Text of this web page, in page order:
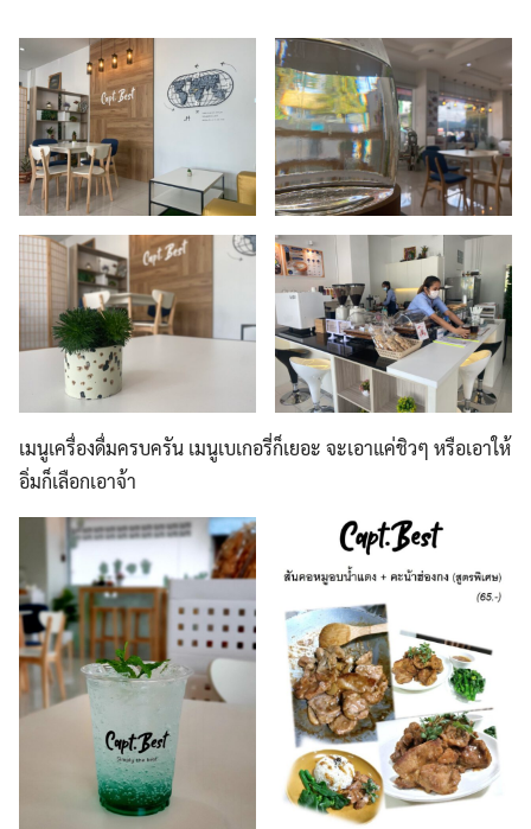
เมนูเครื่องดื่มครบครัน เมนูเบเกอรี่ก็เยอะ จะเอาแค่ชิวๆ หรือเอาให้
อิ่มก็เลือกเอาจ้า